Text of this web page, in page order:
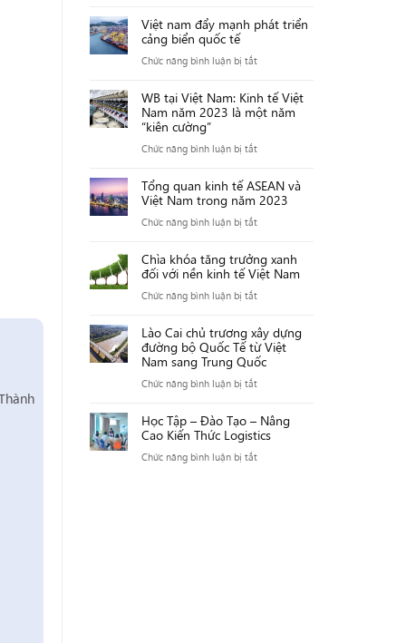
tới
chuyển
tế
đẩy
vụ
vận
ở
Á
cung
toàn
đang
nhiều
thức
Việt nam đẩy mạnh phát triển
cảng biển quốc tế
Chức năng bình luận bị tắtở
nam
đẩy
triển
cảng
biển
tế
WB tại Việt Nam: Kinh tế Việt
Nam năm 2023 là một năm
“kiên cường”
Chức năng bình luận bị tắtở
tại
Việt
Nam:
tế
năm
2023
là
một
“kiên
Tổng quan kinh tế ASEAN và
Việt Nam trong năm 2023
Chức năng bình luận bị tắtở
quan
kinh
tế
và
Việt
Nam
năm
2023
Chìa khóa tăng trưởng xanh
đối với nền kinh tế Việt Nam
Chức năng bình luận bị tắtở
khóa
tăng
đối
với
nền
Lào Cai chủ trương xây dựng
đường bộ Quốc Tế từ Việt
Nam sang Trung Quốc
Chức năng bình luận bị tắtở
Cai
chủ
trương
Học Tập – Đào Tạo – Nâng
Cao Kiến Thức Logistics
Chức năng bình luận bị tắtở